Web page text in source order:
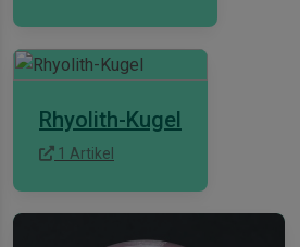
Rhyolith-Kugel
1 Artikel